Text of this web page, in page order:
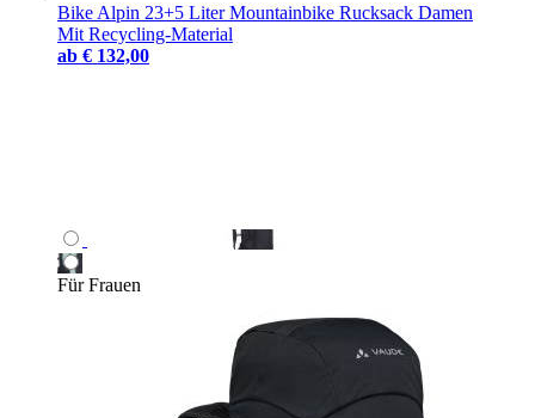
Bike Alpin 23+5 Liter Mountainbike Rucksack Damen
Mit Recycling-Material
ab € 132,00
Für Frauen